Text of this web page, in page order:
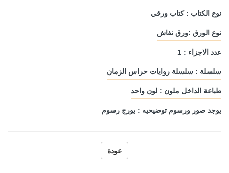
نوع الكتاب : كتاب ورقي
نوع الورق :ورق نفاش
عدد الاجزاء : 1
سلسلة : سلسلة روايات حراس الزمان
طباعة الداخل ملون : لون واحد
يوجد صور ورسوم توضيحيه : يورج رسوم
عودة